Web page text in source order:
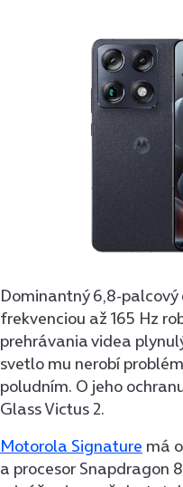
Dominantný 6,8-
frekvenciou až 165 Hz
prehrávania videa
svetlo mu nerobí
poludním. O jeho
Glass Victus 2.
Motorola Signature má
a procesor Snapdragon